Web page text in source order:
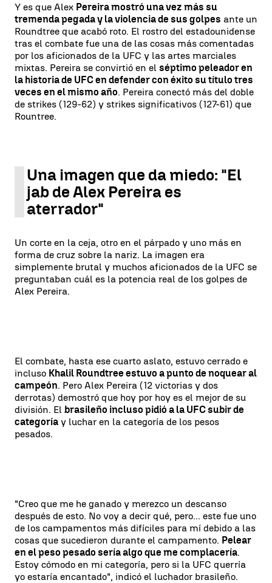
Y es que Alex Pereira mostró una vez más su
tremenda pegada y la violencia de sus golpes ante un
Roundtree que acabó roto. El rostro del estadounidense
tras el combate fue una de las cosas más comentadas
por los aficionados de la UFC y las artes marciales
mixtas. Pereira se convirtió en el séptimo peleador en
la historia de UFC en defender con éxito su título tres
veces en el mismo año. Pereira conectó más del doble
de strikes (129-62) y strikes significativos (127-61) que
Rountree.
Una imagen que da miedo: "El
jab de Alex Pereira es
aterrador"
Un corte en la ceja, otro en el párpado y uno más en
forma de cruz sobre la nariz. La imagen era
simplemente brutal y muchos aficionados de la UFC se
preguntaban cuál es la potencia real de los golpes de
Alex Pereira.
El combate, hasta ese cuarto aslato, estuvo cerrado e
incluso Khalil Roundtree estuvo a punto de noquear al
campeón. Pero Alex Pereira (12 victorias y dos
derrotas) demostró que hoy por hoy es el mejor de su
división. El brasileño incluso pidió a la UFC subir de
categoría y luchar en la categoría de los pesos
pesados.
"Creo que me he ganado y merezco un descanso
después de esto. No voy a decir qué, pero... este fue uno
de los campamentos más difíciles para mí debido a las
cosas que sucedieron durante el campamento. Pelear
en el peso pesado sería algo que me complacería.
Estoy cómodo en mi categoría, pero si la UFC querría
yo estaría encantado", indicó el luchador brasileño.